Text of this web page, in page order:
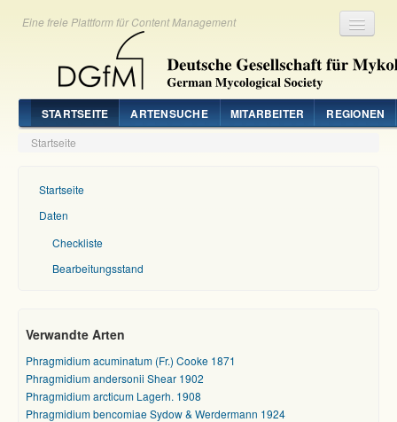
Eine freie Plattform für Content Management
STARTSEITE ARTENSUCHE MITARBEITER REGIONEN
Startseite
Startseite
Daten
Checkliste
Bearbeitungsstand
Verwandte Arten
Phragmidium acuminatum (Fr.) Cooke 1871
Phragmidium andersonii Shear 1902
Phragmidium arcticum Lagerh. 1908
Phragmidium bencomiae Sydow & Werdermann 1924